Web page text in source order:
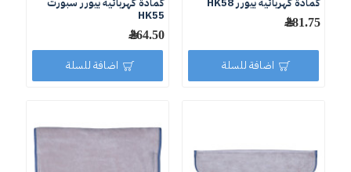
281.75 ﷼
اضافة للسلة
HK55
264.50 ﷼
اضافة للسلة